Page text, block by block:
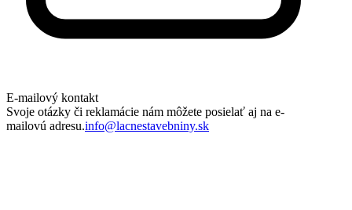
E-mailový kontakt
Svoje otázky či reklamácie nám môžete posielať aj na e-
mailovú adresu.info@lacnestavebniny.sk